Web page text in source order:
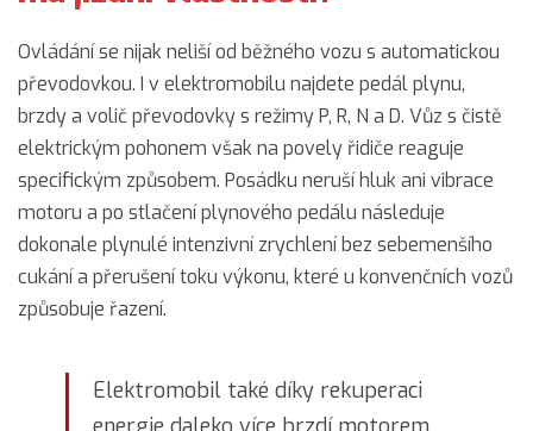
Ovládání se nijak neliší od běžného vozu s automatickou
převodovkou. I v elektromobilu najdete pedál plynu,
brzdy a volič převodovky s režimy P, R, N a D. Vůz s čistě
elektrickým pohonem však na povely řidiče reaguje
specifickým způsobem. Posádku neruší hluk ani vibrace
motoru a po stlačení plynového pedálu následuje
dokonale plynulé intenzivní zrychlení bez sebemenšího
cukání a přerušení toku výkonu, které u konvenčních vozů
způsobuje řazení.
Elektromobil také díky rekuperaci